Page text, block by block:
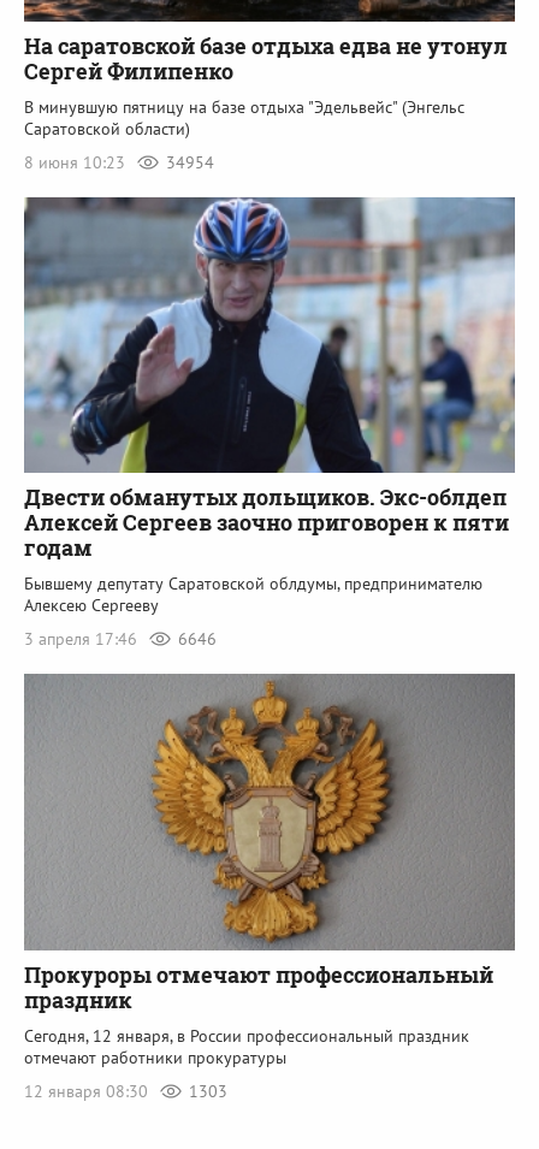
На саратовской базе отдыха едва не утонул
Сергей Филипенко
В минувшую пятницу на базе отдыха "Эдельвейс" (Энгельс
Саратовской области)
8 июня 10:23
34954
Двести обманутых дольщиков. Экс-облдеп
Алексей Сергеев заочно приговорен к пяти
годам
Бывшему депутату Саратовской облдумы, предпринимателю
Алексею Сергееву
3 апреля 17:46
6646
Прокуроры отмечают профессиональный
праздник
Сегодня, 12 января, в России профессиональный праздник
отмечают работники прокуратуры
12 января 08:30
1303